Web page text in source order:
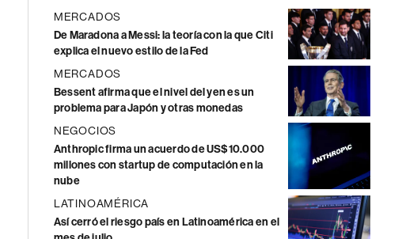
MERCADOS
De Maradona a Messi: la teoría con la que Citi
explica el nuevo estilo de la Fed
MERCADOS
Bessent afirma que el nivel del yen es un
problema para Japón y otras monedas
NEGOCIOS
Anthropic firma un acuerdo de US$10.000
millones con startup de computación en la
nube
LATINOAMÉRICA
Así cerró el riesgo país en Latinoamérica en el